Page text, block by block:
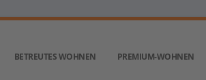
BETREUTES WOHNEN PREMIUM-WOHNEN